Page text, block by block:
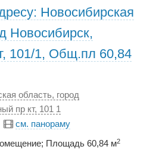
Новосибирская
Новосибирск,
101/1, Общ.пл 60,84
область, город
пр кт, 101 1
см. панораму
Площадь 60,84 м2